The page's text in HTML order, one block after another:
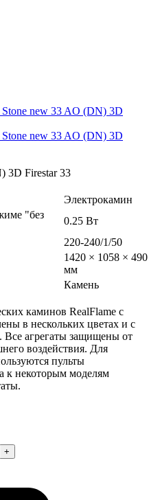
3D Firestar 33
Электрокамин
"без
0.25 Вт
220-240/1/50
1420 × 1058 × 490
мм
Камень
каминов RealFlame с
в нескольких цветах и с
Все агрегаты защищены от
воздействия. Для
пульты
к некоторым моделям
+